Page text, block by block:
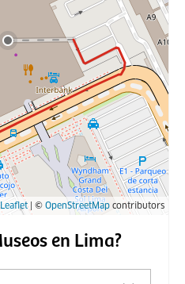
Leaflet| © OpenStreetMap contributors
en Lima?